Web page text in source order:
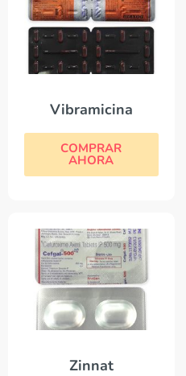
Vibramicina
COMPRAR
AHORA
Zinnat